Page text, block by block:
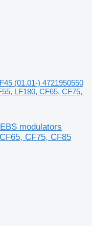
(01.01-) 4721950550
LF180, CF65, CF75,
modulators
CF75, CF85